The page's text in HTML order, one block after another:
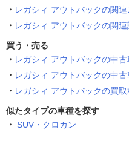
レガシィ アウトバックの関
レガシィ アウトバックの関連
買う・売る
レガシィ アウトバックの中
レガシィ アウトバックの中
レガシィ アウトバックの買
似たタイプの車種を探す
SUV・クロカン